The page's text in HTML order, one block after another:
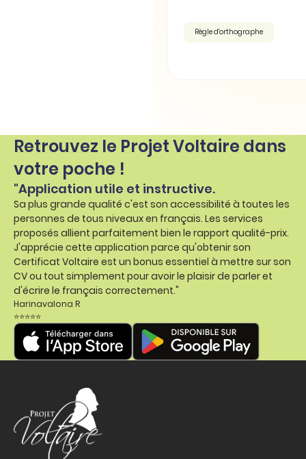
Règle d'orthographe
Retrouvez le Projet Voltaire dans
votre poche !
"Application utile et instructive.
Sa plus grande qualité c'est son accessibilité à toutes les
personnes de tous niveaux en français. Les services
proposés allient parfaitement bien le rapport qualité-prix.
J'apprécie cette application parce qu'obtenir son
Certificat Voltaire est un bonus essentiel à mettre sur son
CV ou tout simplement pour avoir le plaisir de parler et
d'écrire le français correctement."
Harinavalona R
⭐⭐⭐⭐⭐